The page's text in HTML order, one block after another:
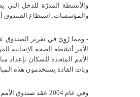
والأنشطة المدرّة للدخل التي
والمؤسسات، استطاع الصندوق
-ومما رُوِيَ في تقرير الصندوق
الأمر أنشطة الصحة الإنجابية
الأمم المتحدة للسكان بإعداد
وبات القادة يستخدمون هذه
وفي عام 2004 عقد